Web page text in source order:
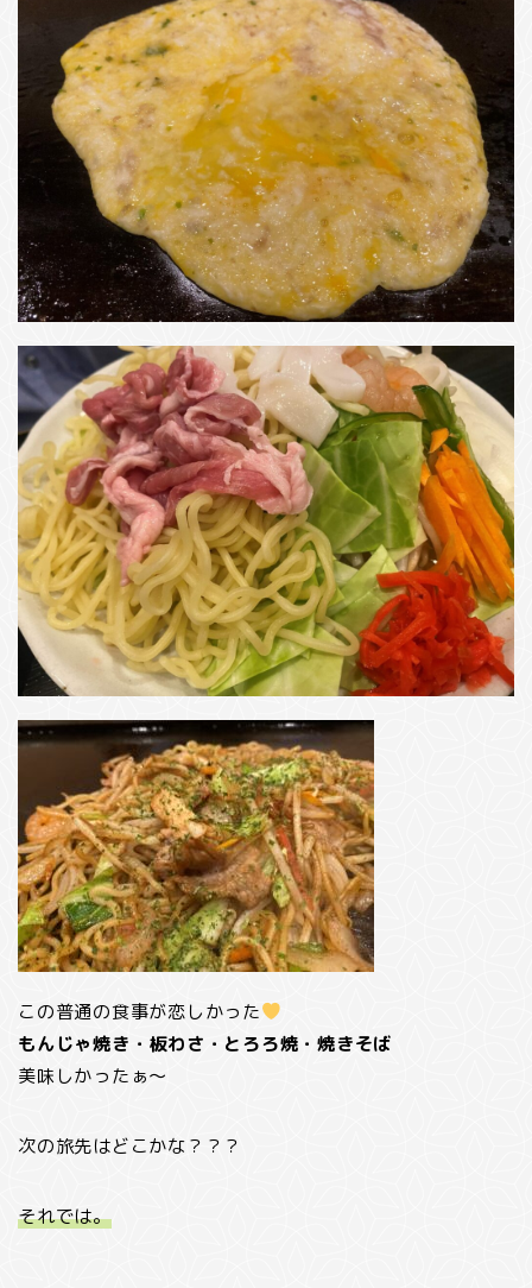
この普通の食事が恋しかった
もんじゃ焼き・板わさ・とろろ焼・焼きそば
美味しかったぁ～
次の旅先はどこかな？？？
それでは。